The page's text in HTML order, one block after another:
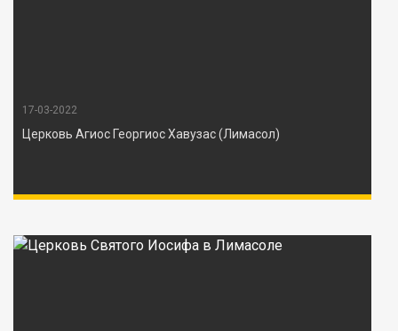
17-03-2022
Церковь Агиос Георгиос Хавузас (Лимасол)